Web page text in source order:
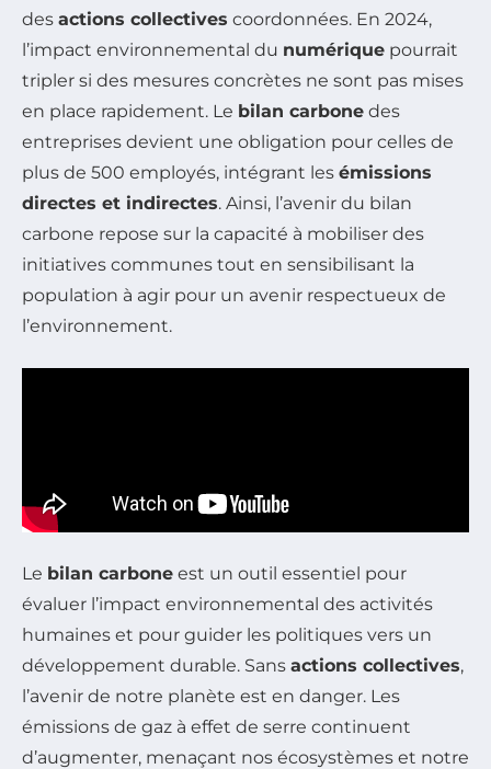
des actions collectives coordonnées. En 2024,
l’impact environnemental du numérique pourrait
tripler si des mesures concrètes ne sont pas mises
en place rapidement. Le bilan carbone des
entreprises devient une obligation pour celles de
plus de 500 employés, intégrant les émissions
directes et indirectes. Ainsi, l’avenir du bilan
carbone repose sur la capacité à mobiliser des
initiatives communes tout en sensibilisant la
population à agir pour un avenir respectueux de
l’environnement.
Le bilan carbone est un outil essentiel pour
évaluer l’impact environnemental des activités
humaines et pour guider les politiques vers un
développement durable. Sans actions collectives,
l’avenir de notre planète est en danger. Les
émissions de gaz à effet de serre continuent
d’augmenter, menaçant nos écosystèmes et notre